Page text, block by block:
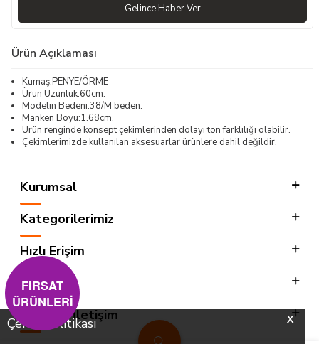
X
Çerez Politikası
Gelince Haber Ver
Ürün Açıklaması
Kumaş:PENYE/ÖRME
Ürün Uzunluk:60cm.
Modelin Bedeni:38/M beden.
Manken Boyu:1.68cm.
Ürün renginde konsept çekimlerinden dolayı ton farklılığı olabilir.
Çekimlerimizde kullanılan aksesuarlar ürünlere dahil değildir.
Kurumsal
Kategorilerimiz
Hızlı Erişim
Sosyal
Adres & İletişim
FIRSAT
ÜRÜNLERİ